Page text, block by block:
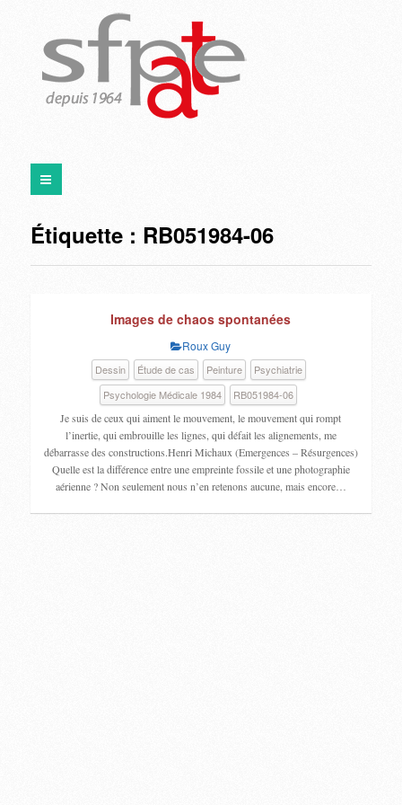
Étiquette : RB051984-06
Images de chaos spontanées
Roux Guy
Dessin Étude de cas Peinture
Psychiatrie
Psychologie Médicale 1984
RB051984-06
Je suis de ceux qui aiment le mouvement, le mouvement qui rompt
l’inertie, qui embrouille les lignes, qui défait les alignements, me
débarrasse des constructions.Henri Michaux (Emergences – Résurgences)
Quelle est la différence entre une empreinte fossile et une photographie
aérienne ? Non seulement nous n’en retenons aucune, mais encore…